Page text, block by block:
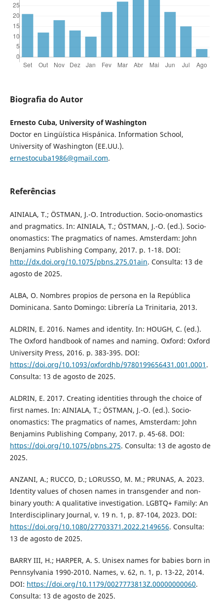
Biografia do Autor
Ernesto Cuba, University of Washington
Doctor en Lingüística Hispánica. Information School,
University of Washington (EE.UU.).
ernestocuba1986@gmail.com.
Referências
AINIALA, T.; ÖSTMAN, J.-O. Introduction. Socio-onomastics
and pragmatics. In: AINIALA, T.; ÖSTMAN, J.-O. (ed.). Socio-
onomastics: The pragmatics of names. Amsterdam: John
Benjamins Publishing Company, 2017. p. 1-18. DOI:
http://dx.doi.org/10.1075/pbns.275.01ain. Consulta: 13 de
agosto de 2025.
ALBA, O. Nombres propios de persona en la República
Dominicana. Santo Domingo: Librería La Trinitaria, 2013.
ALDRIN, E. 2016. Names and identity. In: HOUGH, C. (ed.).
The Oxford handbook of names and naming. Oxford: Oxford
University Press, 2016. p. 383-395. DOI:
https://doi.org/10.1093/oxfordhb/9780199656431.001.0001 .
Consulta: 13 de agosto de 2025.
ALDRIN, E. 2017. Creating identities through the choice of
first names. In: AINIALA, T.; ÖSTMAN, J.-O. (ed.). Socio-
onomastics: The pragmatics of names, Amsterdam: John
Benjamins Publishing Company, 2017. p. 45-68. DOI:
https://doi.org/10.1075/pbns.275. Consulta: 13 de agosto de
2025.
ANZANI, A.; RUCCO, D.; LORUSSO, M. M.; PRUNAS, A. 2023.
Identity values of chosen names in transgender and non-
binary youth: A qualitative investigation. LGBTQ+ Family: An
Interdisciplinary Journal, v. 19 n. 1, p. 87-104, 2023. DOI:
https://doi.org/10.1080/27703371.2022.2149656. Consulta:
13 de agosto de 2025.
BARRY III, H.; HARPER, A. S. Unisex names for babies born in
Pennsylvania 1990-2010. Names, v. 62, n. 1, p. 13-22, 2014.
DOI: https://doi.org/10.1179/0027773813Z.00000000060.
Consulta: 13 de agosto de 2025.